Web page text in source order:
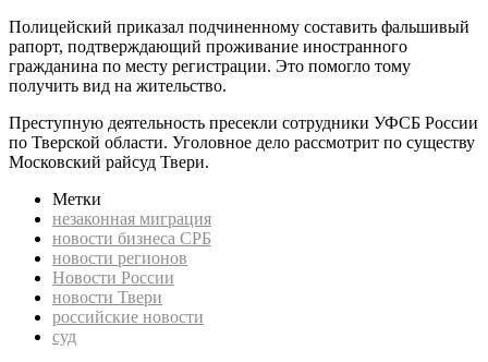
Полицейский приказал подчиненному составить фальшивый
рапорт, подтверждающий проживание иностранного
гражданина по месту регистрации. Это помогло тому
получить вид на жительство.
Преступную деятельность пресекли сотрудники УФСБ России
по Тверской области. Уголовное дело рассмотрит по существу
Московский райсуд Твери.
Метки
незаконная миграция
новости бизнеса СРБ
новости регионов
Новости России
новости Твери
российские новости
суд